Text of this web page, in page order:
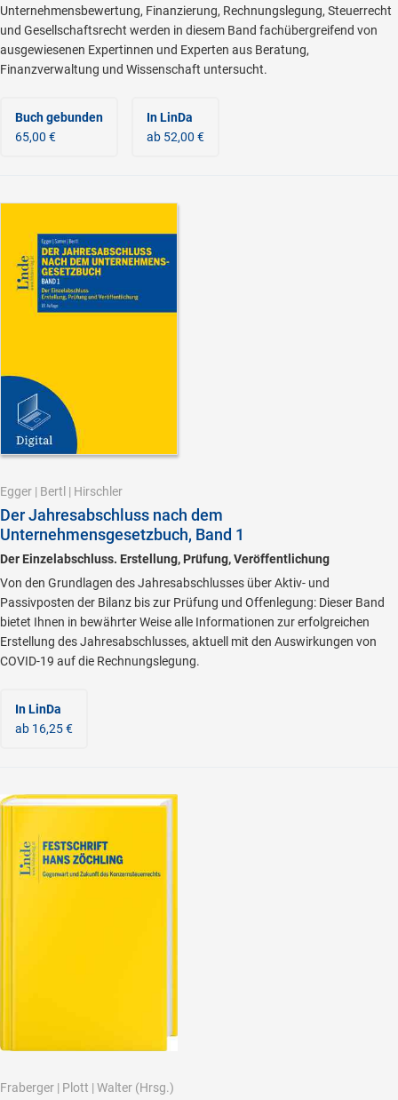
Unternehmensbewertung, Finanzierung, Rechnungslegung, Steuerrecht
und Gesellschaftsrecht werden in diesem Band fachübergreifend von
ausgewiesenen Expertinnen und Experten aus Beratung,
Finanzverwaltung und Wissenschaft untersucht.
Buch gebunden
65,00 €
In LinDa
ab 52,00 €
Egger | Bertl | Hirschler
Der Jahresabschluss nach dem
Unternehmensgesetzbuch, Band 1
Der Einzelabschluss. Erstellung, Prüfung, Veröffentlichung
Von den Grundlagen des Jahresabschlusses über Aktiv- und
Passivposten der Bilanz bis zur Prüfung und Offenlegung: Dieser Band
bietet Ihnen in bewährter Weise alle Informationen zur erfolgreichen
Erstellung des Jahresabschlusses, aktuell mit den Auswirkungen von
COVID-19 auf die Rechnungslegung.
In LinDa
ab 16,25 €
Fraberger | Plott | Walter (Hrsg.)